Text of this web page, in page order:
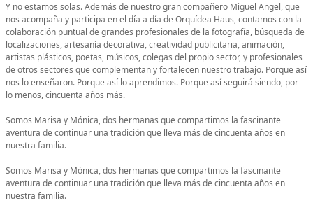
Y no estamos solas. Además de nuestro gran compañero Miguel Angel, que
nos acompaña y participa en el día a día de Orquídea Haus, contamos con la
colaboración puntual de grandes profesionales de la fotografía, búsqueda de
localizaciones, artesanía decorativa, creatividad publicitaria, animación,
artistas plásticos, poetas, músicos, colegas del propio sector, y profesionales
de otros sectores que complementan y fortalecen nuestro trabajo. Porque así
nos lo enseñaron. Porque así lo aprendimos. Porque así seguirá siendo, por
lo menos, cincuenta años más.
Somos Marisa y Mónica, dos hermanas que compartimos la fascinante
aventura de continuar una tradición que lleva más de cincuenta años en
nuestra familia.
Somos Marisa y Mónica, dos hermanas que compartimos la fascinante
aventura de continuar una tradición que lleva más de cincuenta años en
nuestra familia.